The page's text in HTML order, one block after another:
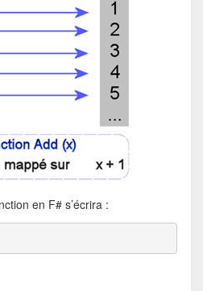
en F# s’écrira :